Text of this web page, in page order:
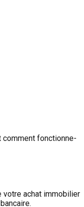
fonctionne-
votre achat immobilier